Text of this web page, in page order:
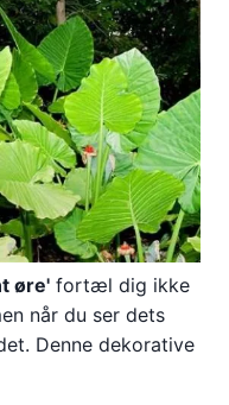
øre' fortæl dig ikke
når du ser dets
Denne dekorative